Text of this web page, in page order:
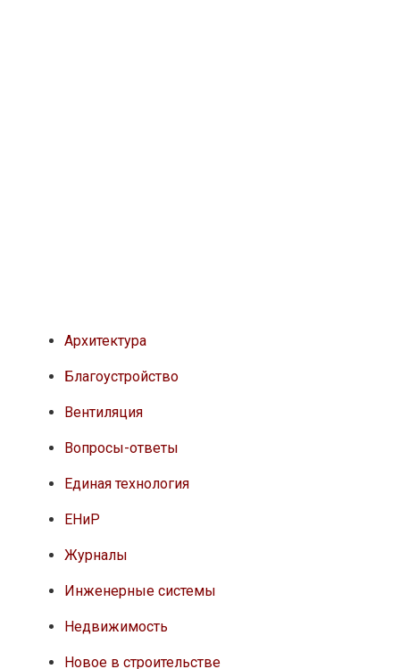
Архитектура
Благоустройство
Вентиляция
Вопросы-ответы
Единая технология
ЕНиР
Журналы
Инженерные системы
Недвижимость
Новое в строительстве